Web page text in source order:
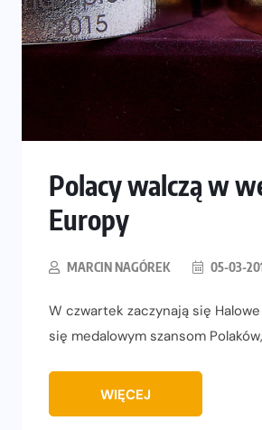
Polacy walczą w
Europy
MARCIN NAGÓREK 05-03-
W czwartek zaczynają się
się medalowym szansom
WIĘCEJ